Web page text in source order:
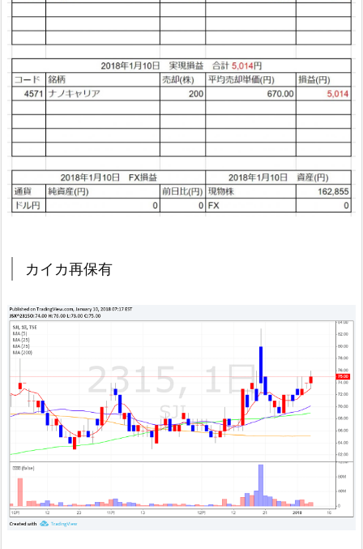
カイカ再保有